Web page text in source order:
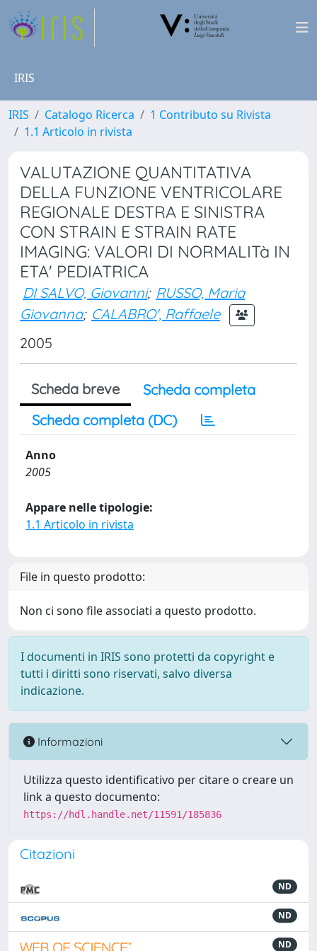
IRIS
IRIS Catalogo Ricerca
1 Contributo su Rivista
1.1 Articolo in rivista
VALUTAZIONE QUANTITATIVA
DELLA FUNZIONE VENTRICOLARE
REGIONALE DESTRA E SINISTRA
CON STRAIN E STRAIN RATE
IMAGING: VALORI DI NORMALITà IN
ETA' PEDIATRICA
DI SALVO, Giovanni; RUSSO, Maria
Giovanna; CALABRO', Raffaele
2005
Scheda breve
Scheda completa
Scheda completa (DC)
Anno
2005
Appare nelle tipologie:
1.1 Articolo in rivista
File in questo prodotto:
Non ci sono file associati a questo prodotto.
I documenti in IRIS sono protetti da copyright e
tutti i diritti sono riservati, salvo diversa
indicazione.
Informazioni
Utilizza questo identificativo per citare o creare un
link a questo documento:
https://hdl.handle.net/11591/185836
Citazioni
ND
ND
ND